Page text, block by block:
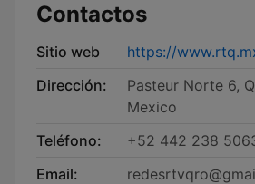
Contactos
Sitio web
https://
Dirección:
Pasteur Norte 6,
Mexico
Teléfono:
+52 442 238
Email: